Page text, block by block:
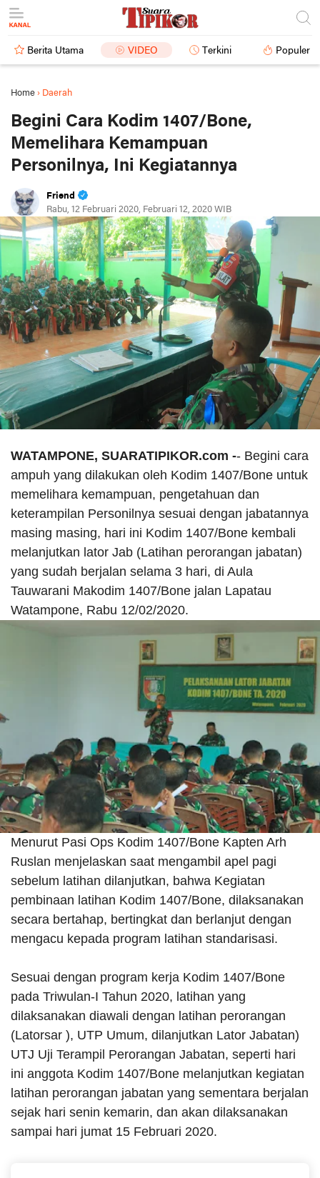
Berita Utama VIDEO Terkini Populer
Home › Daerah
Begini Cara Kodim 1407/Bone,
Memelihara Kemampuan
Personilnya, Ini Kegiatannya
Friend
Rabu, 12 Februari 2020, Februari 12, 2020 WIB
WATAMPONE, SUARATIPIKOR.com -- Begini cara
ampuh yang dilakukan oleh Kodim 1407/Bone untuk
memelihara kemampuan, pengetahuan dan
keterampilan Personilnya sesuai dengan jabatannya
masing masing, hari ini Kodim 1407/Bone kembali
melanjutkan lator Jab (Latihan perorangan jabatan)
yang sudah berjalan selama 3 hari, di Aula
Tauwarani Makodim 1407/Bone jalan Lapatau
Watampone, Rabu 12/02/2020.
Menurut Pasi Ops Kodim 1407/Bone Kapten Arh
Ruslan menjelaskan saat mengambil apel pagi
sebelum latihan dilanjutkan, bahwa Kegiatan
pembinaan latihan Kodim 1407/Bone, dilaksanakan
secara bertahap, bertingkat dan berlanjut dengan
mengacu kepada program latihan standarisasi.
Sesuai dengan program kerja Kodim 1407/Bone
pada Triwulan-I Tahun 2020, latihan yang
dilaksanakan diawali dengan latihan perorangan
(Latorsar ), UTP Umum, dilanjutkan Lator Jabatan)
UTJ Uji Terampil Perorangan Jabatan, seperti hari
ini anggota Kodim 1407/Bone melanjutkan kegiatan
latihan perorangan jabatan yang sementara berjalan
sejak hari senin kemarin, dan akan dilaksanakan
sampai hari jumat 15 Februari 2020.